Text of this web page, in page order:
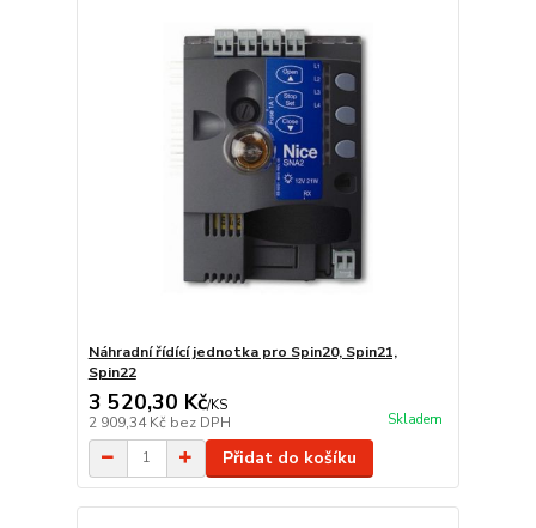
Náhradní řídící jednotka pro Spin20, Spin21,
Spin22
3 520,30 Kč/KS
2 909,34 Kč bez DPH Skladem
Přidat do košíku